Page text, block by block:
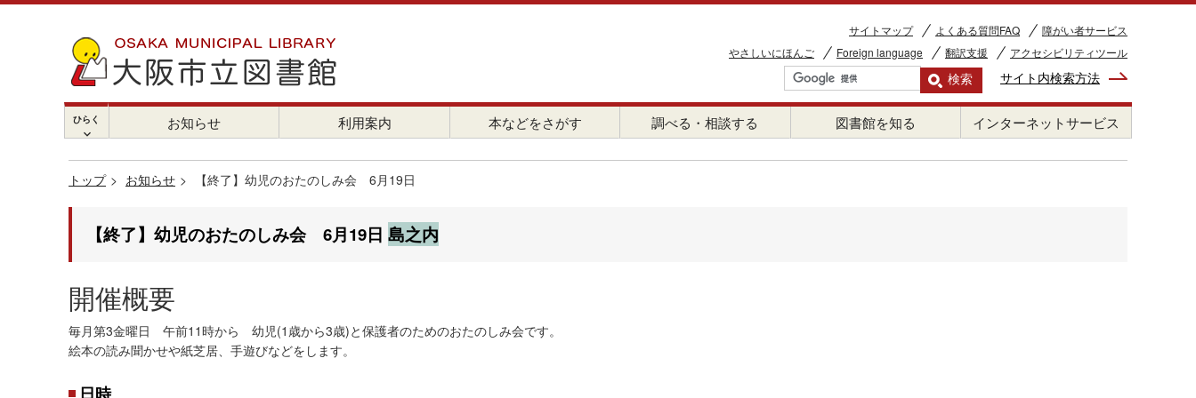
サイトマップ よくある質問FAQ
障がい者サービス
やさしいにほんご
Foreign language 翻訳支援 アクセシビリティツール
サイト内検索方法
ひらく
chevron_right
お知らせ 利用案内 本などをさがす 調べる・相談する 図書館を知る インターネットサービス
トップ お知らせ 【終了】幼児のおたのしみ会 6月19日
【終了】幼児のおたのしみ会 6月19日 島之内
開催概要
毎月第3金曜日 午前11時から 幼児(1歳から3歳)と保護者のためのおたのしみ会です。
絵本の読み聞かせや紙芝居、手遊びなどをします。
日時